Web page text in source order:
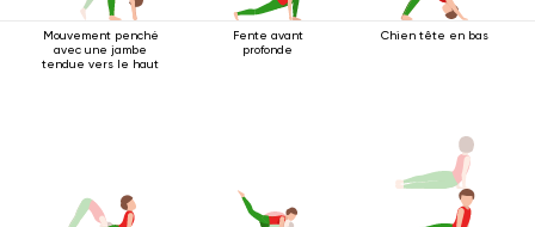
Mouvement penché
avec une jambe
tendue vers le haut
Fente avant
profonde
Chien tête en bas